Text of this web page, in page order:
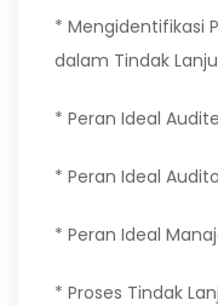
* Mengidentifikasi
dalam Tindak
* Peran Ideal
* Peran Ideal
* Peran Ideal
* Proses Tindak